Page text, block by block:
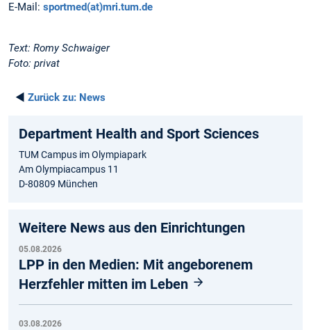
E-Mail: sportmed(at)mri.tum.de
Text: Romy Schwaiger
Foto: privat
◄ Zurück zu: News
Department Health and Sport Sciences
TUM Campus im Olympiapark
Am Olympiacampus 11
D-80809 München
Weitere News aus den Einrichtungen
05.08.2026
LPP in den Medien: Mit angeborenem
Herzfehler mitten im Leben
03.08.2026